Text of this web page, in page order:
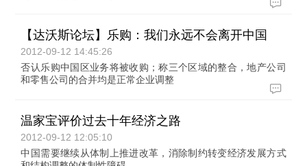
【达沃斯论坛】乐购：我们永远不会离开中国
2012-09-12 14:45:26
否认乐购中国区业务将被收购；称三个区域的整合，地产公司
和零售公司的合并均是正常企业调整
温家宝评价过去十年经济之路
2012-09-12 12:05:10
中国需要继续从体制上推进改革，消除制约转变经济发展方式